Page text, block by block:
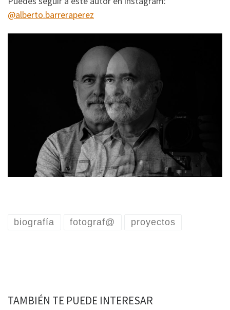
@alberto.barreraperez
biografía fotograf@ proyectos
TAMBIÉN TE PUEDE INTERESAR